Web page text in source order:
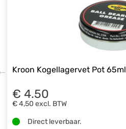
Kroon Kogellagervet Pot 65ml
€ 4.50
€ 4,50 excl. BTW
Direct leverbaar.